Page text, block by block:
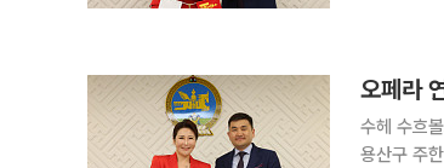
오페라
수헤 수흐
용산구 주